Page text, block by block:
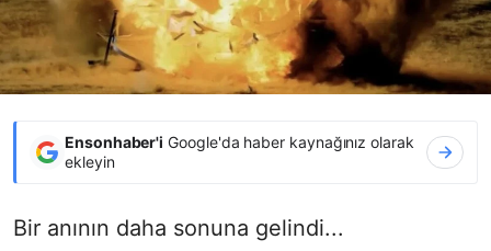
Ensonhaber'i Google'da haber kaynağınız olarak
ekleyin
Bir anının daha sonuna gelindi...